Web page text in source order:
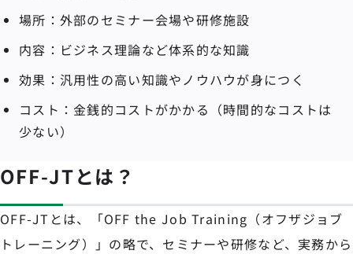
場所：外部のセミナー会場や研修施設
内容：ビジネス理論など体系的な知識
効果：汎用性の高い知識やノウハウが身につく
コスト：金銭的コストがかかる（時間的なコストは
少ない）
OFF-JTとは？
OFF-JTとは、「OFF the Job Training（オフザジョブ
トレーニング）」の略で、セミナーや研修など、実務から